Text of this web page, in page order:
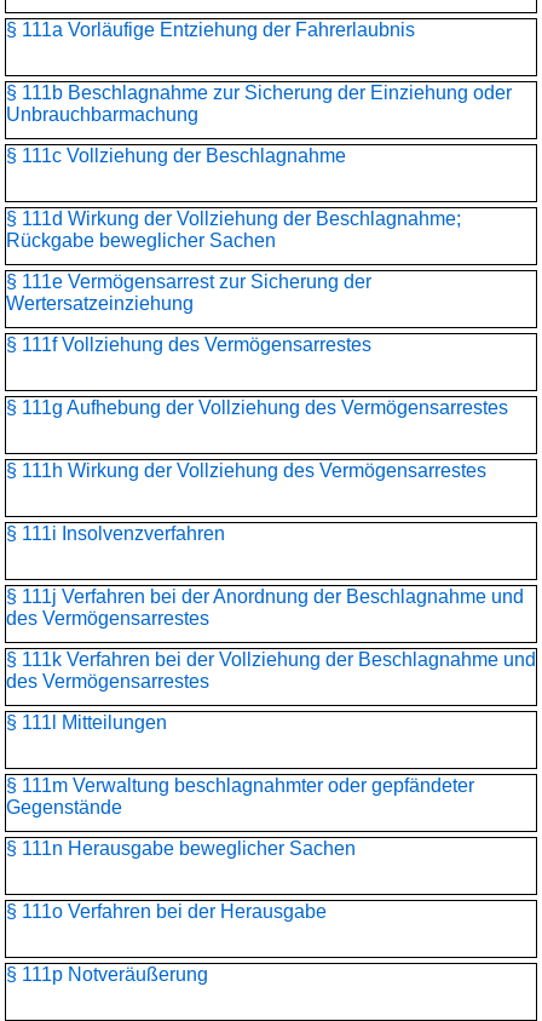
§ 111a Vorläufige Entziehung der Fahrerlaubnis
§ 111b Beschlagnahme zur Sicherung der Einziehung oder
Unbrauchbarmachung
§ 111c Vollziehung der Beschlagnahme
§ 111d Wirkung der Vollziehung der Beschlagnahme;
Rückgabe beweglicher Sachen
§ 111e Vermögensarrest zur Sicherung der
Wertersatzeinziehung
§ 111f Vollziehung des Vermögensarrestes
§ 111g Aufhebung der Vollziehung des Vermögensarrestes
§ 111h Wirkung der Vollziehung des Vermögensarrestes
§ 111i Insolvenzverfahren
§ 111j Verfahren bei der Anordnung der Beschlagnahme und
des Vermögensarrestes
§ 111k Verfahren bei der Vollziehung der Beschlagnahme und
des Vermögensarrestes
§ 111l Mitteilungen
§ 111m Verwaltung beschlagnahmter oder gepfändeter
Gegenstände
§ 111n Herausgabe beweglicher Sachen
§ 111o Verfahren bei der Herausgabe
§ 111p Notveräußerung